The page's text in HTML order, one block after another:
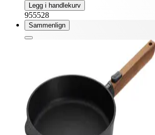
Legg i handlekurv
955528
Sammenlign